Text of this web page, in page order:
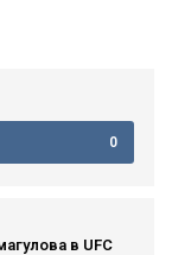
0
в UFC